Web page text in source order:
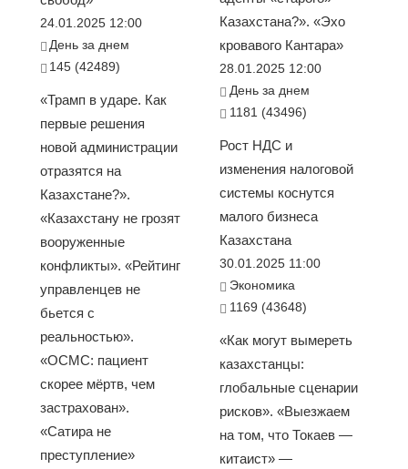
24.01.2025 12:00
День за днем
145 (42489)
«Трамп в ударе. Как
первые решения
новой администрации
отразятся на
Казахстане?».
«Казахстану не грозят
вооруженные
конфликты». «Рейтинг
управленцев не
бьется с
реальностью».
«ОСМС: пациент
скорее мёртв, чем
застрахован».
«Сатира не
преступление»
Казахстана?». «Эхо
кровавого Кантара»
28.01.2025 12:00
День за днем
1181 (43496)
Рост НДС и
изменения налоговой
системы коснутся
малого бизнеса
Казахстана
30.01.2025 11:00
Экономика
1169 (43648)
«Как могут вымереть
казахстанцы:
глобальные сценарии
рисков». «Выезжаем
на том, что Токаев —
китаист» —